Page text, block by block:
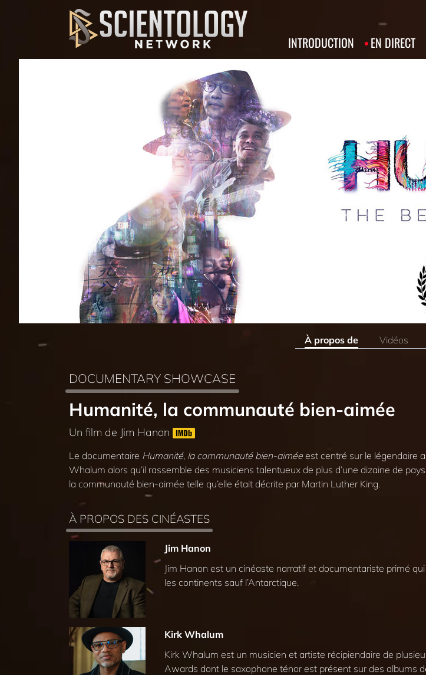
INTRODUCTION EN DIRECT
À propos de Vidéos
DOCUMENTARY SHOWCASE
Humanité, la communauté bien-aimée
Un film de Jim Hanon
Le documentaire Humanité, la communauté bien-aiméeest centré sur le légendaire
Whalum alors qu’il rassemble des musiciens talentueux de plus d’une dizaine de
la communauté bien-aimée telle qu’elle était décrite par Martin Luther King.
À PROPOS DES CINÉASTES
Jim Hanon
Jim Hanon est un cinéaste narratif et documentariste primé
les continents sauf l’Antarctique.
Kirk Whalum
Kirk Whalum est un musicien et artiste récipiendaire de
Awards dont le saxophone ténor est présent sur des albums